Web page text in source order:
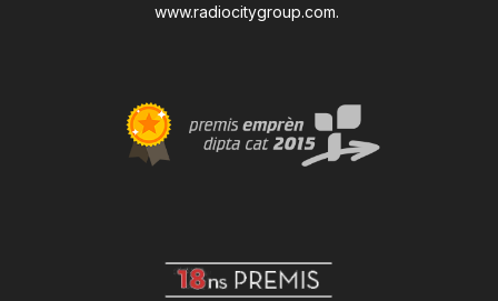
www.radiocitygroup.com.